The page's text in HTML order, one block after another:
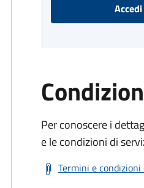
Per conoscere i
e le condizioni di
Termini e